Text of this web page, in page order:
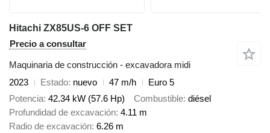
Hitachi ZX85US-6 OFF SET
Precio a consultar
Maquinaria de construcción - excavadora midi
2023
Estado nuevo 47 m/h
Euro 5
Potencia 42.34 kW (57.6 Hp) Combustible diésel
Profundidad de excavación 4.11 m
Radio de excavación 6.26 m